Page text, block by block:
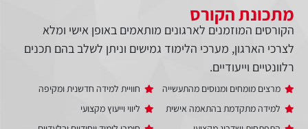
מתכונת הקורס
הקורסים המוזמנים לארגונים מותאמים באופן אישי ומלא
לצרכי הארגון, מערכי הלימוד גמישים וניתן לשלב בהם תכנים
רלוונטיים וייעודיים.
מרצים מומחים ומנוסים מהתעשייה
למידה מתקדמת בהתאמה אישית
חוויית למידה חדשנית ומקיפה
ליווי וייעוץ מקצועי